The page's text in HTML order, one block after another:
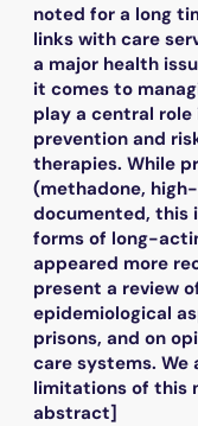
noted for a long
links with care
a major health
it comes to
play a central
prevention and
therapies. While
(methadone,
documented, this
forms of long-
appeared more
present a review
epidemiological
prisons, and on
care systems. We
limitations of this
abstract]